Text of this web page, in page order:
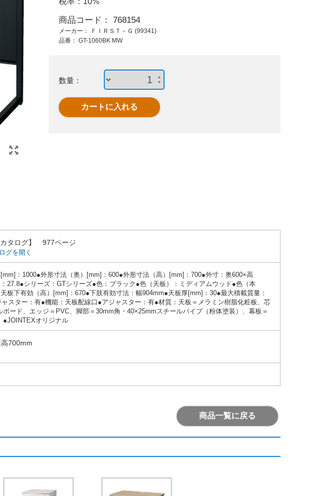
会議イス FRS-20L
PP パステルピンク
LGY/LGY エルグレー
商品コード： 768154
メーカー：
ＦＩＲＳＴ－Ｇ (99341)
品番： GT-1060BK MW
数量：
カタログ】 977ページ
グを開く
：1000●外形寸法（奥）[mm]：600●外形寸法（高）[mm]：700●外寸：奥600×高
27.8●シリーズ：GTシリーズ●色：ブラック●色（天板）：ミディアムウッド●色（本
板下有効（高）[mm]：670●下肢有効寸法：幅904mm●天板厚[mm]：30●最大積載質量：
スター：有●機能：天板配線口●アジャスター：有●材質：天板＝メラミン樹脂化粧板、芯
ボード、エッジ＝PVC、脚部＝30mm角・40×25mmスチールパイプ（粉体塗装）、幕板＝
●JOINTEXオリジナル
700mm
商品一覧に戻る